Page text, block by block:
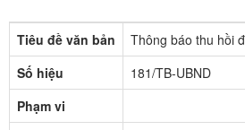
Tiêu đề văn bản
Thông báo thu hồi
Số hiệu
181/TB-UBND
Phạm vi